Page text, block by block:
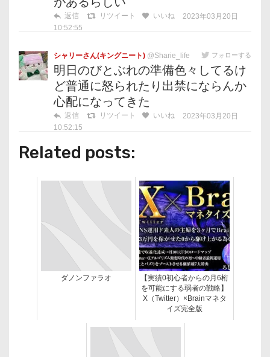
返信 リツイート いいね
2023年03月20日
10:52:55
シャリーさん(キングニート) @Sharie_life フォローする
明日のびとぶれの準備色々してるけ
ど普通に怒られたり出禁にならんか
心配になってきた
返信 リツイート いいね
2023年03月20日
10:52:15
Related posts:
ダノンファラオ
【実績0初心者からの月6桁
を可能にする弱者の戦略】
X（Twitter）×Brainマネタ
イズ完全版